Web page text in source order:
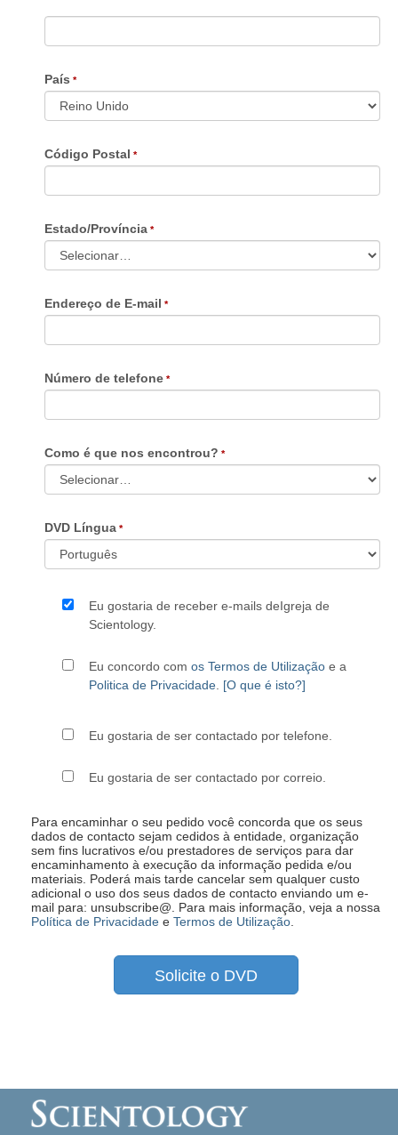
País
Código Postal
Estado/Província
Endereço de E-mail
Número de telefone
Como é que nos encontrou?
DVD Língua
Eu gostaria de receber e-mails deIgreja de
Scientology.
Eu concordo com os Termos de Utilização e a
Politica de Privacidade [O que é isto?]
Eu gostaria de ser contactado por telefone.
Eu gostaria de ser contactado por correio.
Para encaminhar o seu pedido você concorda que os seus
dados de contacto sejam cedidos à entidade, organização
sem fins lucrativos e/ou prestadores de serviços para dar
encaminhamento à execução da informação pedida e/ou
materiais. Poderá mais tarde cancelar sem qualquer custo
adicional o uso dos seus dados de contacto enviando um e-
mail para: unsubscribe@ . Para mais informação, veja a nossa
Política de Privacidade e Termos de Utilização
Solicite o DVD